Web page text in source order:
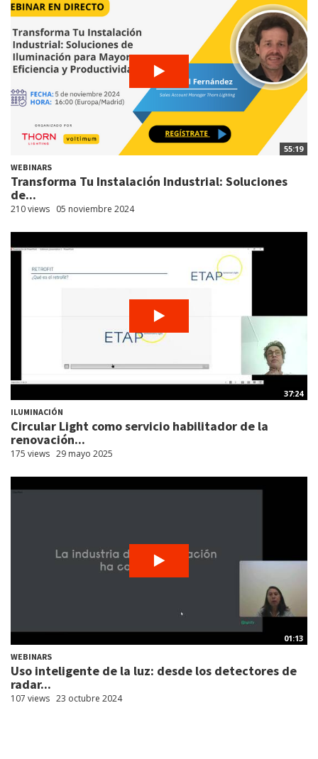
55:19
WEBINARS
Transforma Tu Instalación Industrial: Soluciones
de...
210 views 05 noviembre 2024
37:24
ILUMINACIÓN
Circular Light como servicio habilitador de la
renovación...
175 views 29 mayo 2025
01:13
WEBINARS
Uso inteligente de la luz: desde los detectores de
radar...
107 views 23 octubre 2024